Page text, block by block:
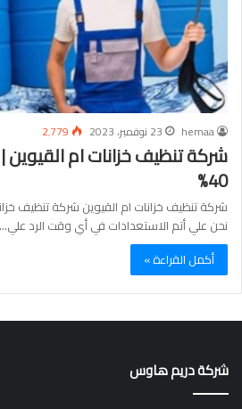
hemaa
23 نوفمبر، 2023 2٬779
40%
شركة تنظيف خزانات ام القيوين شركة تنظيف
نحن علي أتم الاستعدادات في أي وقت الرد علي…
أكمل القراءة »
شركة دريم هاوس